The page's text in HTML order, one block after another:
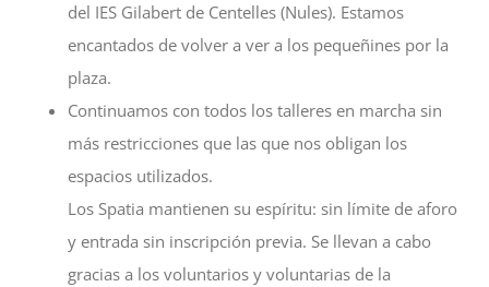
del IES Gilabert de Centelles (Nules). Estamos
encantados de volver a ver a los pequeñines por la
plaza.
Continuamos con todos los talleres en marcha sin
más restricciones que las que nos obligan los
espacios utilizados.
Los Spatia mantienen su espíritu: sin límite de aforo
y entrada sin inscripción previa. Se llevan a cabo
gracias a los voluntarios y voluntarias de la